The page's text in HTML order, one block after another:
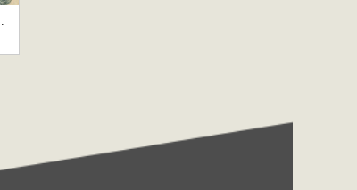
cazador)